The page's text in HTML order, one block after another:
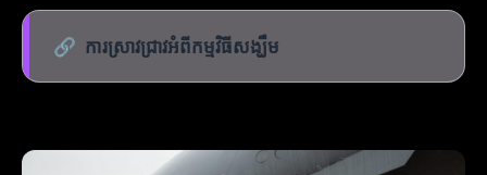
🔗 ការស្រាវជ្រាវអំពីកម្មវិធីសង្ឃឹម